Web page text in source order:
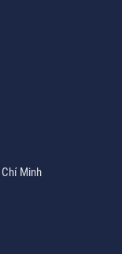
Minh